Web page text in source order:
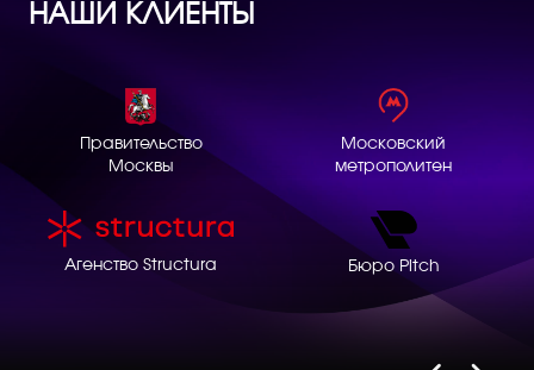
НАШИ КЛИЕНТЫ
Правительство
Москвы
Московский
метрополитен
Агенство Structura Бюро Pitch